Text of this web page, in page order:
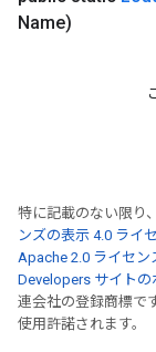
Name)
特に記載のない限り
ンズの表示 4.0 ライ
Apache 2.0 ライセン
Developers サイトの
連会社の登録商標で
使用許諾されます。